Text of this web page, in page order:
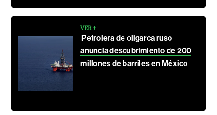
VER +
Petrolera de oligarca ruso
anuncia descubrimiento de 200
millones de barriles en México